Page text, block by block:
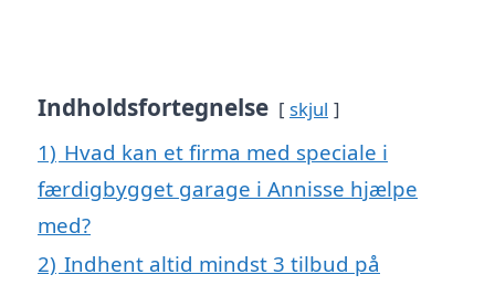
Indholdsfortegnelse skjul
1) Hvad kan et firma med speciale i
færdigbygget garage i Annisse hjælpe
med?
2) Indhent altid mindst 3 tilbud på